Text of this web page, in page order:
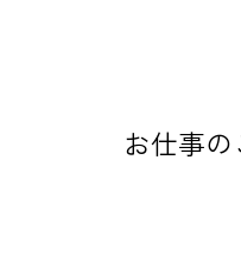
お仕事